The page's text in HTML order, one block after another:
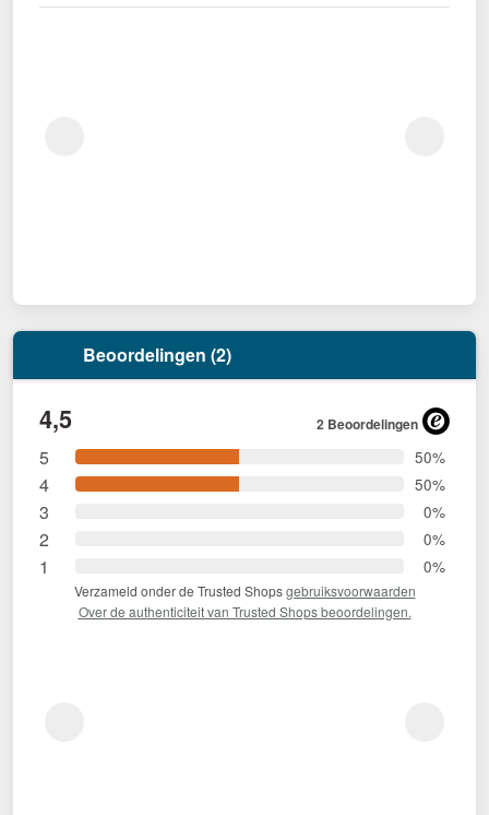
Beoordelingen (2)
4,5 2 Beoordelingen
5 50%
4 50%
3 0%
2 0%
1 0%
Verzameld onder de Trusted Shopsgebruiksvoorwaarden
Over de authenticiteit van Trusted Shops beoordelingen.